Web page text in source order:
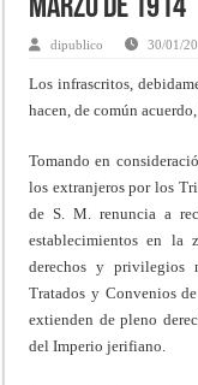
marzo de 1914
dipublico 30/01/
Los infrascritos,
hacen, de común
Tomando en
los extranjeros por los
de S. M. renuncia a
establecimientos en la
derechos y privilegios
Tratados y Convenios
extienden de pleno
del Imperio jerifiano.